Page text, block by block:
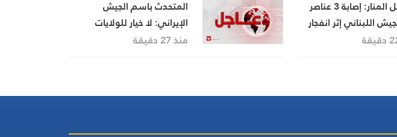
مراسل المنار: إصابة 3 عناصر
اللبناني إثر انفجار
مخلفات العدوان
المتحدث باسم الجيش
الإيراني: لا خيار للولايات
المتحدة سوى القبول بالوضع
منذ 27 دقيقة